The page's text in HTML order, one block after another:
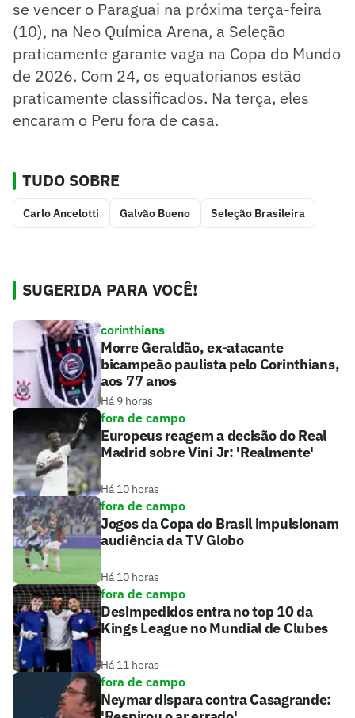
se vencer o Paraguai na próxima terça-feira
(10), na Neo Química Arena, a Seleção
praticamente garante vaga na Copa do Mundo
de 2026. Com 24, os equatorianos estão
praticamente classificados. Na terça, eles
encaram o Peru fora de casa.
TUDO SOBRE
Carlo Ancelotti Galvão Bueno Seleção Brasileira
SUGERIDA PARA VOCÊ!
corinthians
Morre Geraldão, ex-atacante
bicampeão paulista pelo Corinthians,
aos 77 anos
Há 9 horas
fora de campo
Europeus reagem a decisão do Real
Madrid sobre Vini Jr: 'Realmente'
Há 10 horas
fora de campo
Jogos da Copa do Brasil impulsionam
audiência da TV Globo
Há 10 horas
fora de campo
Desimpedidos entra no top 10 da
Kings League no Mundial de Clubes
Há 11 horas
fora de campo
Neymar dispara contra Casagrande: